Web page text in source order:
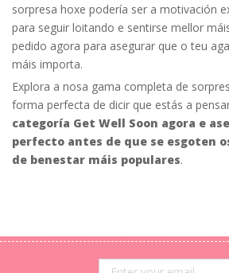
sorpresa hoxe podería ser a motivación
para seguir loitando e sentirse mellor
pedido agora para asegurar que o teu
máis importa.
Explora a nosa gama completa de
forma perfecta de dicir que estás a
categoría Get Well Soon agora e
perfecto antes de que se esgoten
de benestar máis populares.